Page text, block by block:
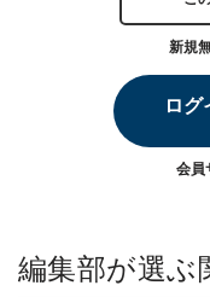
新規
ロ
会員
編集部が選ぶ